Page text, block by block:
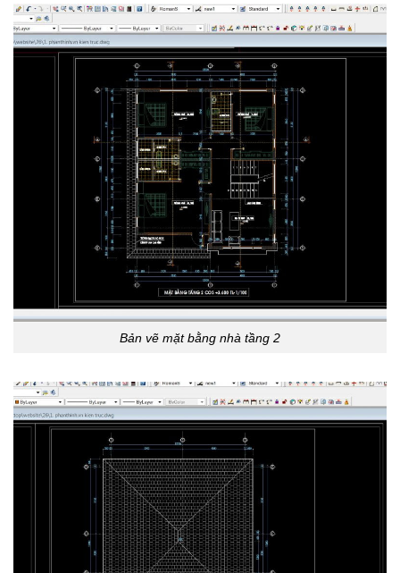
Bản vẽ mặt bằng nhà tầng 2